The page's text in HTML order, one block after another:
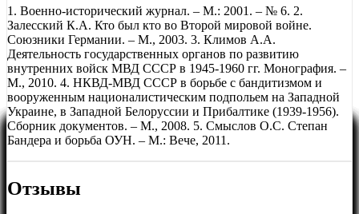
1. Военно-исторический журнал. – М.: 2001. – № 6. 2.
Залесский К.А. Кто был кто во Второй мировой войне.
Союзники Германии. – М., 2003. 3. Климов А.А.
Деятельность государственных органов по развитию
внутренних войск МВД СССР в 1945-1960 гг. Монография. –
М., 2010. 4. НКВД-МВД СССР в борьбе с бандитизмом и
вооруженным националистическим подпольем на Западной
Украине, в Западной Белоруссии и Прибалтике (1939-1956).
Сборник документов. – М., 2008. 5. Смыслов О.С. Степан
Бандера и борьба ОУН. – М.: Вече, 2011.
Отзывы